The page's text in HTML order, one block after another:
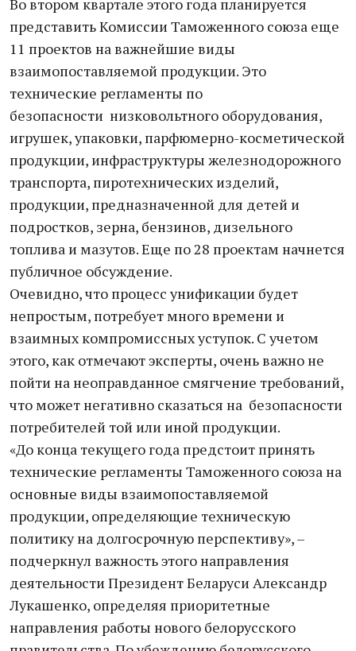
Во втором квартале этого года планируется
представить Комиссии Таможенного союза еще
11 проектов на важнейшие виды
взаимопоставляемой продукции. Это
технические регламенты по
безопасности низковольтного оборудования,
игрушек, упаковки, парфюмерно-косметической
продукции, инфраструктуры железнодорожного
транспорта, пиротехнических изделий,
продукции, предназначенной для детей и
подростков, зерна, бензинов, дизельного
топлива и мазутов. Еще по 28 проектам начнется
публичное обсуждение.
Очевидно, что процесс унификации будет
непростым, потребует много времени и
взаимных компромиссных уступок. С учетом
этого, как отмечают эксперты, очень важно не
пойти на неоправданное смягчение требований,
что может негативно сказаться на безопасности
потребителей той или иной продукции.
«До конца текущего года предстоит принять
технические регламенты Таможенного союза на
основные виды взаимопоставляемой
продукции, определяющие техническую
политику на долгосрочную перспективу», –
подчеркнул важность этого направления
деятельности Президент Беларуси Александр
Лукашенко, определяя приоритетные
направления работы нового белорусского